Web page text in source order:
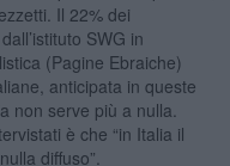
Il 22% dei
SWG in
(Pagine Ebraiche)
anticipata in queste
non serve più a nulla.
è che “in Italia il
diffuso”.